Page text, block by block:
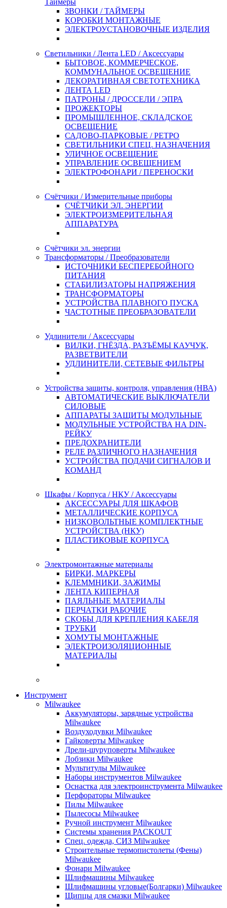
Таймеры
ЗВОНКИ / ТАЙМЕРЫ
КОРОБКИ МОНТАЖНЫЕ
ЭЛЕКТРОУСТАНОВОЧНЫЕ ИЗДЕЛИЯ
Светильники / Лента LED / Аксессуары
БЫТОВОЕ, КОММЕРЧЕСКОЕ,
КОММУНАЛЬНОЕ ОСВЕЩЕНИЕ
ДЕКОРАТИВНАЯ СВЕТОТЕХНИКА
ЛЕНТА LED
ПАТРОНЫ / ДРОССЕЛИ / ЭПРА
ПРОЖЕКТОРЫ
ПРОМЫШЛЕННОЕ, СКЛАДСКОЕ
ОСВЕЩЕНИЕ
САДОВО-ПАРКОВЫЕ / РЕТРО
СВЕТИЛЬНИКИ СПЕЦ. НАЗНАЧЕНИЯ
УЛИЧНОЕ ОСВЕЩЕНИЕ
УПРАВЛЕНИЕ ОСВЕЩЕНИЕМ
ЭЛЕКТРОФОНАРИ / ПЕРЕНОСКИ
Счётчики / Измерительные приборы
СЧЁТЧИКИ ЭЛ. ЭНЕРГИИ
ЭЛЕКТРОИЗМЕРИТЕЛЬНАЯ
АППАРАТУРА
Счётчики эл. энергии
Трансформаторы / Преобразователи
ИСТОЧНИКИ БЕСПЕРЕБОЙНОГО
ПИТАНИЯ
СТАБИЛИЗАТОРЫ НАПРЯЖЕНИЯ
ТРАНСФОРМАТОРЫ
УСТРОЙСТВА ПЛАВНОГО ПУСКА
ЧАСТОТНЫЕ ПРЕОБРАЗОВАТЕЛИ
Удлинители / Аксессуары
ВИЛКИ, ГНЁЗДА, РАЗЪЁМЫ КАУЧУК,
РАЗВЕТВИТЕЛИ
УДЛИНИТЕЛИ, СЕТЕВЫЕ ФИЛЬТРЫ
Устройства защиты, контроля, управления (НВА)
АВТОМАТИЧЕСКИЕ ВЫКЛЮЧАТЕЛИ
СИЛОВЫЕ
АППАРАТЫ ЗАЩИТЫ МОДУЛЬНЫЕ
МОДУЛЬНЫЕ УСТРОЙСТВА НА DIN-
РЕЙКУ
ПРЕДОХРАНИТЕЛИ
РЕЛЕ РАЗЛИЧНОГО НАЗНАЧЕНИЯ
УСТРОЙСТВА ПОДАЧИ СИГНАЛОВ И
КОМАНД
Шкафы / Корпуса / НКУ / Аксессуары
АКСЕССУАРЫ ДЛЯ ШКАФОВ
МЕТАЛЛИЧЕСКИЕ КОРПУСА
НИЗКОВОЛЬТНЫЕ КОМПЛЕКТНЫЕ
УСТРОЙСТВА (НКУ)
ПЛАСТИКОВЫЕ КОРПУСА
Электромонтажные материалы
БИРКИ, МАРКЕРЫ
КЛЕММНИКИ, ЗАЖИМЫ
ЛЕНТА КИПЕРНАЯ
ПАЯЛЬНЫЕ МАТЕРИАЛЫ
ПЕРЧАТКИ РАБОЧИЕ
СКОБЫ ДЛЯ КРЕПЛЕНИЯ КАБЕЛЯ
ТРУБКИ
ХОМУТЫ МОНТАЖНЫЕ
ЭЛЕКТРОИЗОЛЯЦИОННЫЕ
МАТЕРИАЛЫ
Инструмент
Milwaukee
Аккумуляторы, зарядные устройства
Milwaukee
Воздуходувки Milwaukee
Гайковерты Milwaukee
Дрели-шуруповерты Milwaukee
Лобзики Milwaukee
Мультитулы Milwaukee
Наборы инструментов Milwaukee
Оснастка для электроинструмента Milwaukee
Перфораторы Milwaukee
Пилы Milwaukee
Пылесосы Milwaukee
Ручной инструмент Milwaukee
Системы хранения PACKOUT
Спец. одежда, СИЗ Milwaukee
Строительные термопистолеты (Фены)
Milwaukee
Фонари Milwaukee
Шлифмашины Milwaukee
Шлифмашины угловые(Болгарки) Milwaukee
Щипцы для смазки Milwaukee